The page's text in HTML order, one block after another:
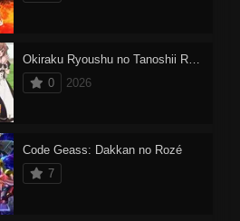
Okiraku Ryoushu no Tanoshii Ryouchi Bouei
0
2026
Code Geass: Dakkan no Rozé
7